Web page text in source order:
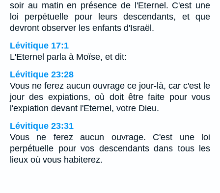
soir au matin en présence de l'Eternel. C'est une
loi perpétuelle pour leurs descendants, et que
devront observer les enfants d'Israël.
Lévitique 17:1
L'Eternel parla à Moïse, et dit:
Lévitique 23:28
Vous ne ferez aucun ouvrage ce jour-là, car c'est le
jour des expiations, où doit être faite pour vous
l'expiation devant l'Eternel, votre Dieu.
Lévitique 23:31
Vous ne ferez aucun ouvrage. C'est une loi
perpétuelle pour vos descendants dans tous les
lieux où vous habiterez.